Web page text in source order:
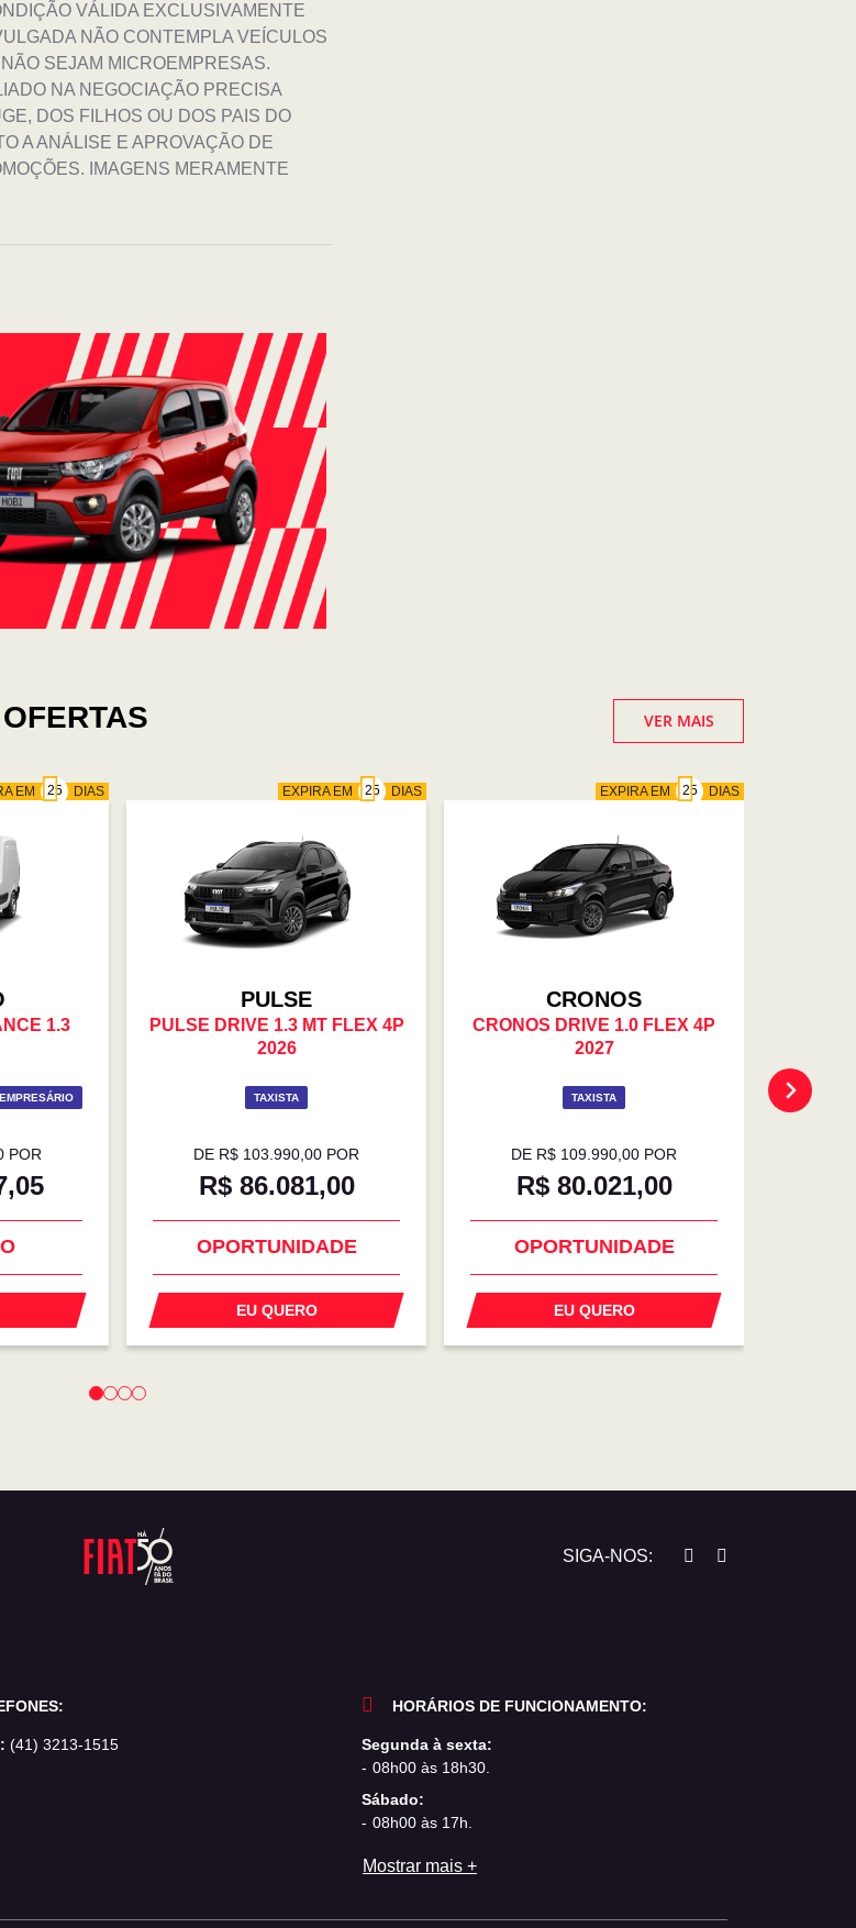
VÁLIDA EXCLUSIVAMENTE
NÃO CONTEMPLA VEÍCULOS
SEJAM MICROEMPRESAS.
NA NEGOCIAÇÃO PRECISA
DOS FILHOS OU DOS PAIS DO
A ANÁLISE E APROVAÇÃO DE
IMAGENS MERAMENTE
VER MAIS
EM DIAS
1.3
POR
EXPIRA EM DIAS
PULSE
PULSE DRIVE 1.3 MT FLEX 4P
2026
TAXISTA
DE R$ 103.990,00 POR
R$ 86.081,00
OPORTUNIDADE
EU QUERO
EXPIRA EM DIAS
CRONOS
CRONOS DRIVE 1.0 FLEX 4P
2027
TAXISTA
DE R$ 109.990,00 POR
R$ 80.021,00
OPORTUNIDADE
EU QUERO
SIGA-NOS:
(41) 3213-1515
HORÁRIOS DE FUNCIONAMENTO:
Segunda à sexta:
08h00 às 18h30.
Sábado:
08h00 às 17h.
Mostrar mais +